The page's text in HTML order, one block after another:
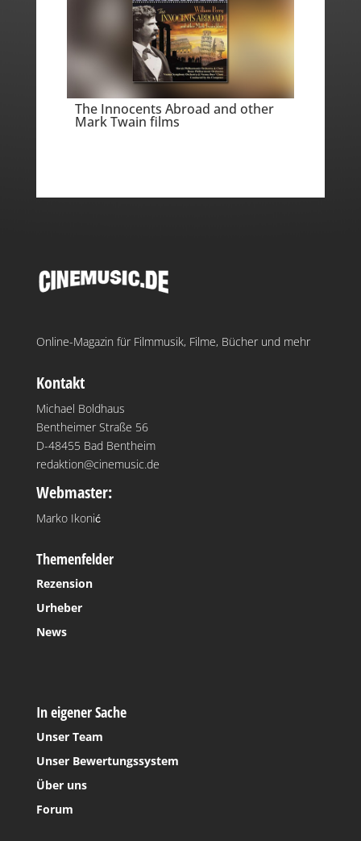
The Innocents Abroad and other
Mark Twain films
Online-Magazin für Filmmusik, Filme, Bücher und mehr
Kontakt
Michael Boldhaus
Bentheimer Straße 56
D-48455 Bad Bentheim
redaktion@cinemusic.de
Webmaster:
Marko Ikonić
Themenfelder
Rezension
Urheber
News
In eigener Sache
Unser Team
Unser Bewertungssystem
Über uns
Forum